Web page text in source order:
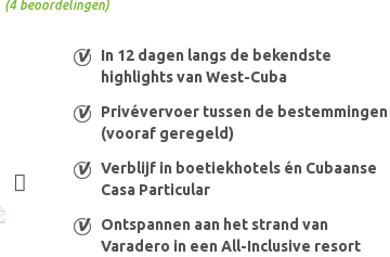
(4 beoordelingen)
In 12 dagen langs de bekendste
highlights van West-Cuba
Privévervoer tussen de bestemmingen
(vooraf geregeld)
Verblijf in boetiekhotels én Cubaanse
Casa Particular
Ontspannen aan het strand van
Varadero in een All-Inclusive resort